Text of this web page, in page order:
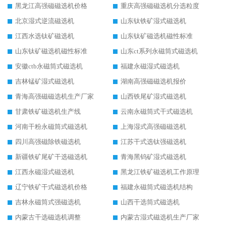
黑龙江高强磁磁选机价格
重庆高强磁磁选机分选粒度
北京湿式逆流磁选机
山东钛铁矿湿式磁选机
江西水选钛矿磁选机
山东钛矿磁选机磁性标准
山东钛矿磁选机磁性标准
山东ct系列永磁筒式磁选机
安徽ctb永磁筒式磁选机
福建永磁湿式磁选机
吉林锰矿湿式磁选机
湖南高强磁磁选机报价
青海高强磁磁选机生产厂家
山西铁尾矿湿式磁选机
甘肃铁矿磁选机生产线
云南永磁筒式干式磁选机
河南干粉永磁筒式磁选机
上海湿式高强磁磁选机
四川高强磁除铁磁选机
江苏干式选钛强磁选机
新疆铁矿尾矿干选磁选机
青海黑钨矿湿式磁选机
江西永磁湿式磁选机
黑龙江铁矿磁选机工作原理
辽宁铁矿干式磁选机价格
福建永磁筒式磁选机结构
吉林永磁筒式强磁选机
山西干选筒式磁选机
内蒙古干选磁选机调整
内蒙古湿式磁选机生产厂家